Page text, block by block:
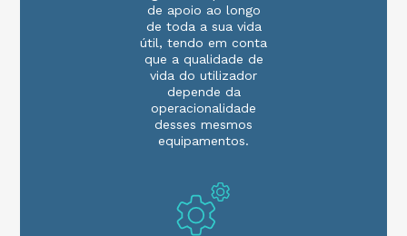
de apoio ao longo
de toda a sua vida
útil, tendo em conta
que a qualidade de
vida do utilizador
depende da
operacionalidade
desses mesmos
equipamentos.